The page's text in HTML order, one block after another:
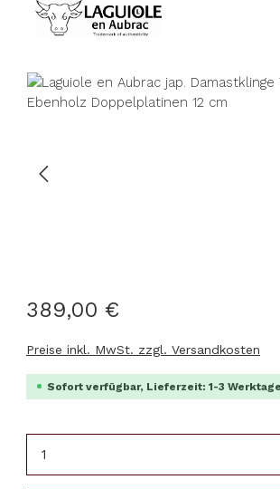
Bildergalerie überspringen
389,00 €
Preise inkl. MwSt. zzgl. Versandkosten
Sofort verfügbar, Lieferzeit: 1-3